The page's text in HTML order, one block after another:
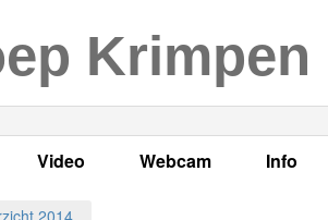
Krimpen
Video
LOK TV
Webcam Info
2014